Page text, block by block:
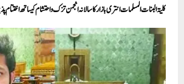
کلیۃ البنات المسلمات انتری بازار کا سالانہ انجمن تزک و احتشام کیساتھ اختتام